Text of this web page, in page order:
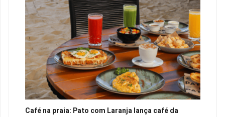
Café na praia: Pato com Laranja lança café da